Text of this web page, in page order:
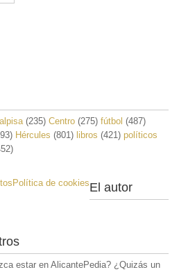
(235) Centro (275) fútbol (487)
Hércules (801) libros (421) políticos
Política de cookiesEl autor
estar en AlicantePedia? ¿Quizás un